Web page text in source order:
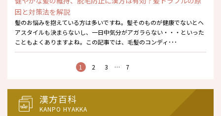
因と対策法を解説
髪のお悩みを抱えている方は多いですね。髪そのものが健康でないとヘ
アスタイルも決まらないし、一日中気分がアガラらない・・・といった
こともよくありますよね。この記事では、毛髪のコンディ･･･
1 2 3 … 7
漢方百科
KANPO HYAKKA